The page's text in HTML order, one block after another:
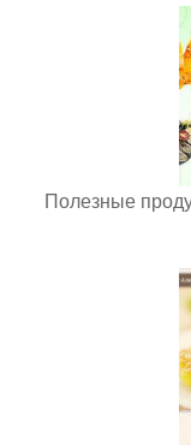
Полезные